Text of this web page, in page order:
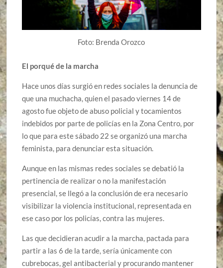
Foto: Brenda Orozco
El porqué de la marcha
Hace unos días surgió en redes sociales la denuncia de
que una muchacha, quien el pasado viernes 14 de
agosto fue objeto de abuso policial y tocamientos
indebidos por parte de policías en la Zona Centro, por
lo que para este sábado 22 se organizó una marcha
feminista, para denunciar esta situación.
Aunque en las mismas redes sociales se debatió la
pertinencia de realizar o no la manifestación
presencial, se llegó a la conclusión de era necesario
visibilizar la violencia institucional, representada en
ese caso por los policías, contra las mujeres.
Las que decidieran acudir a la marcha, pactada para
partir a las 6 de la tarde, sería únicamente con
cubrebocas, gel antibacterial y procurando mantener